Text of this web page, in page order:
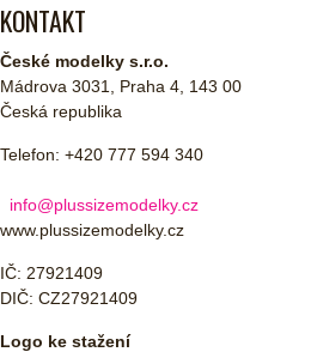
KONTAKT
České modelky s.r.o.
Mádrova 3031, Praha 4, 143 00
Česká republika
Telefon: +420 777 594 340
info@plussizemodelky.cz
www.plussizemodelky.cz
IČ: 27921409
DIČ: CZ27921409
Logo ke stažení